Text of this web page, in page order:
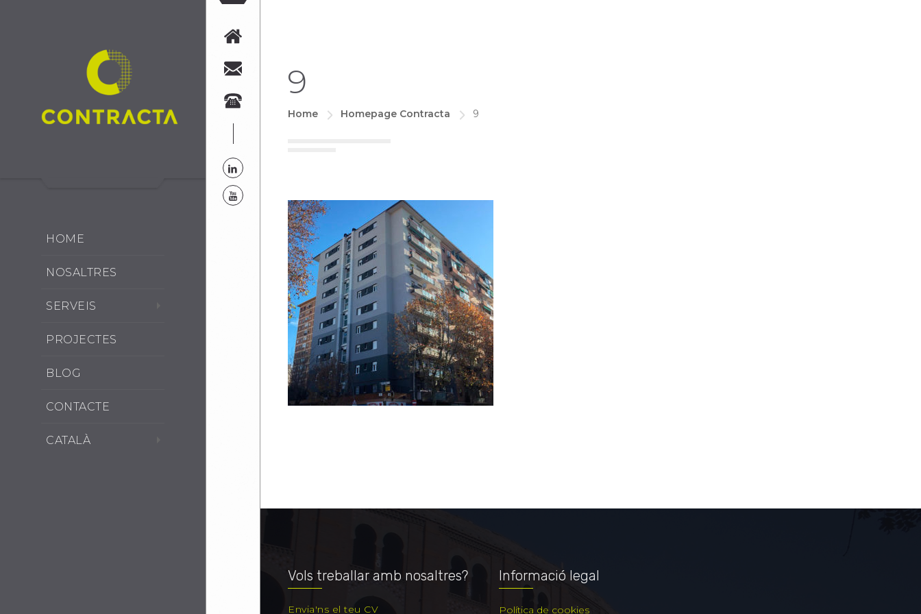
HOME
NOSALTRES
SERVEIS
PROJECTES
BLOG
CONTACTE
CATALÀ
9
Home Homepage Contracta 9
Vols treballar amb nosaltres?
Envia'ns el teu CV
Informació legal
Política de cookies